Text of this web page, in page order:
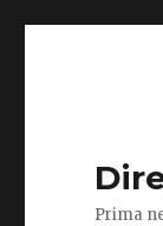
Prima